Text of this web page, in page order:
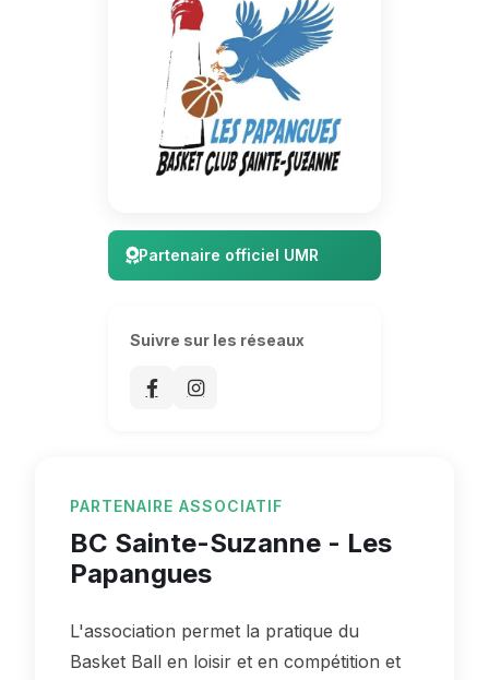
Partenaire officiel UMR
Suivre sur les réseaux
PARTENAIRE ASSOCIATIF
BC Sainte-Suzanne - Les
Papangues
L'association permet la pratique du
Basket Ball en loisir et en compétition et